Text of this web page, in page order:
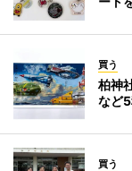
買う
柏神
など
買う